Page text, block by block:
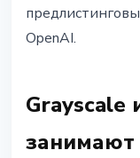
OpenAI.
Grayscale
занимают